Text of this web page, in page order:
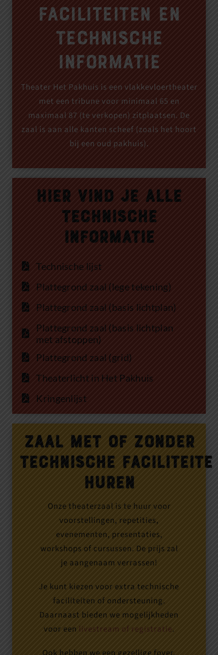
Faciliteiten en
technische
informatie
Theater Het Pakhuis is een vlakkevloertheater
met een tribune voor minimaal 65 en
maximaal 87 (te verkopen) zitplaatsen. De
zaal is aan alle kanten scheef (zoals het hoort
bij een oud pakhuis).
Hier vind je alle
technische
informatie
Technische lijst
Plattegrond zaal (lege tekening)
Plattegrond zaal (basis lichtplan)
Plattegrond zaal (basis lichtplan
met afstoppen)
Plattegrond zaal (grid)
Theaterlicht in Het Pakhuis
Kringenlijst
Zaal met of zonder
huren
Onze theaterzaal is te huur voor
voorstellingen, repetities,
evenementen, presentaties,
workshops of cursussen. De prijs zal
je aangenaam verrassen!
Je kunt kiezen voor extra technische
faciliteiten of ondersteuning.
Daarnaast bieden we mogelijkheden
voor een livestream of registratie.